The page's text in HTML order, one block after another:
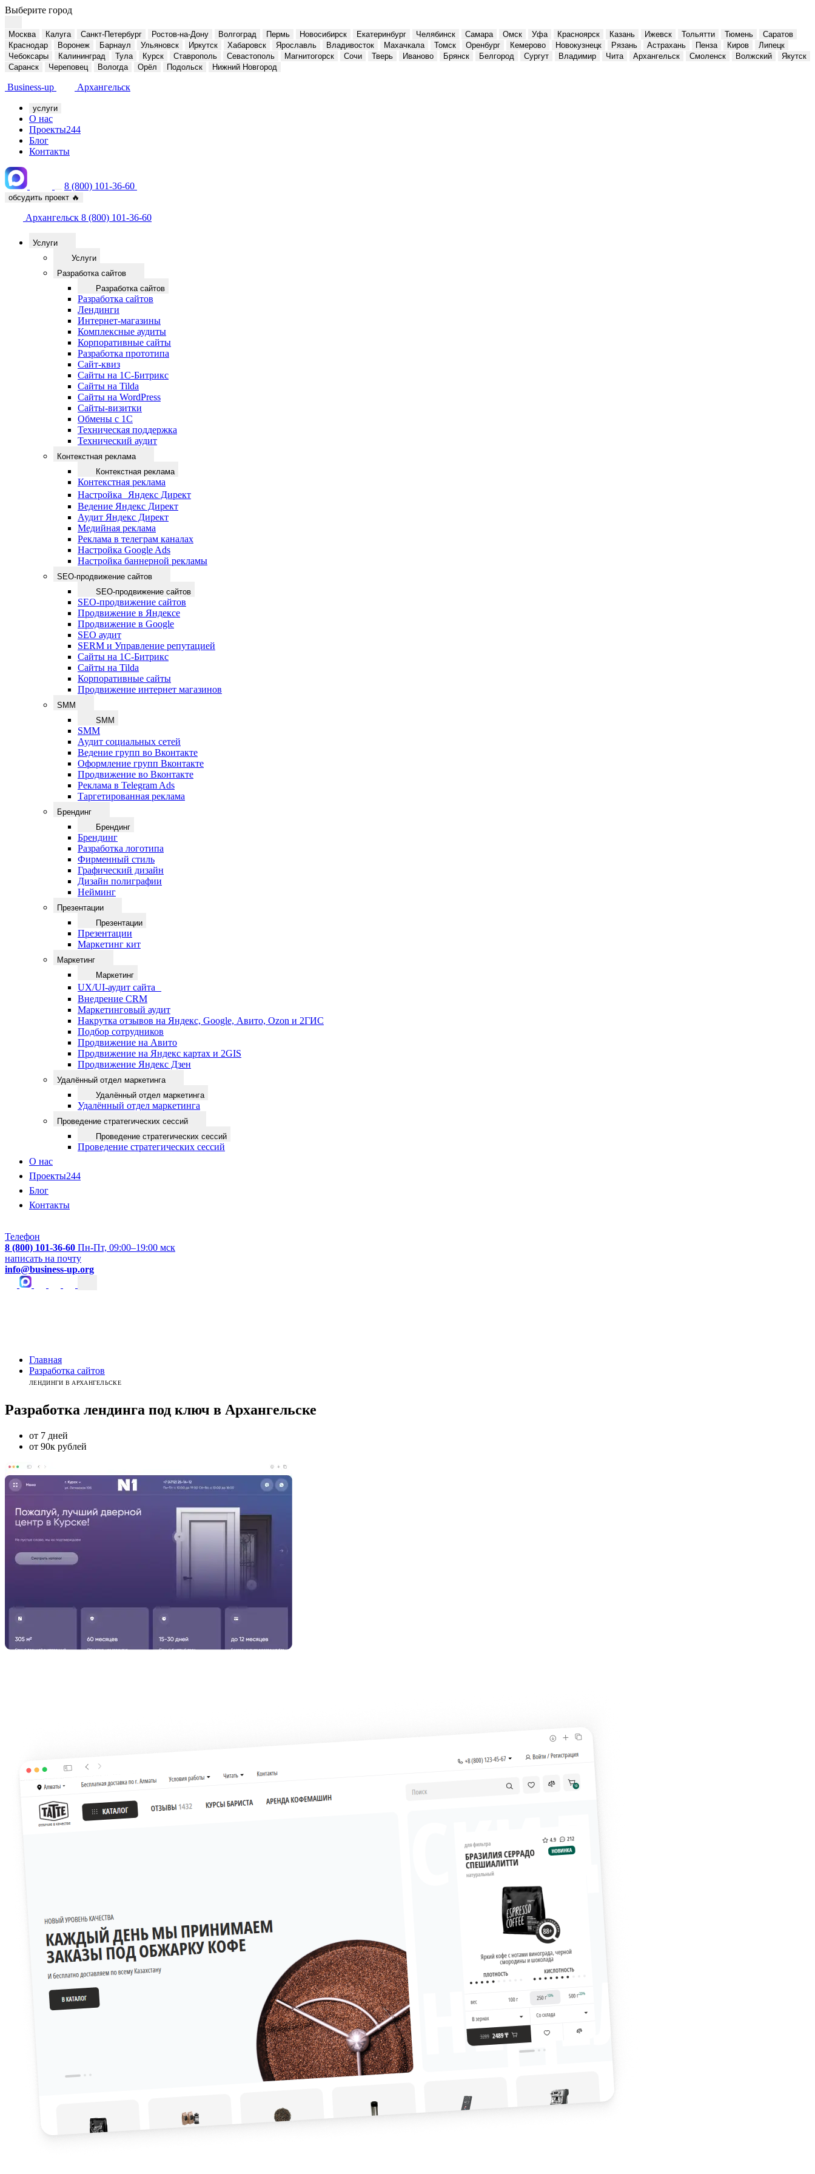
Выберите город
Москва Калуга Санкт-Петербург Ростов-на-Дону Волгоград Пермь Новосибирск Екатеринбург Челябинск Самара Омск Уфа Красноярск Казань Ижевск Тольятти Тюмень
Саратов
Краснодар
Воронеж Барнаул Ульяновск Иркутск Хабаровск Ярославль Владивосток Махачкала Томск Оренбург Кемерово Новокузнецк Рязань Астрахань Пенза Киров
Липецк
Чебоксары
Калининград Тула Курск Ставрополь Севастополь Магнитогорск Сочи Тверь Иваново Брянск Белгород Сургут Владимир Чита Архангельск Смоленск Волжский
Якутск
Саранск
Череповец Вологда Орёл Подольск Нижний Новгород
Business-up Архангельск
услуги
О нас
Проекты244
Блог
Контакты
8 (800) 101-36-60
обсудить проект 🔥
Архангельск 8 (800) 101-36-60
Услуги
Услуги
Разработка сайтов
Разработка сайтов
Разработка сайтов
Лендинги
Интернет-магазины
Комплексные аудиты
Корпоративные сайты
Разработка прототипа
Сайт-квиз
Сайты на 1С-Битрикс
Сайты на Tilda
Сайты на WordPress
Сайты-визитки
Обмены с 1С
Техническая поддержка
Технический аудит
Контекстная реклама
Контекстная реклама
Контекстная реклама
Настройка Яндекс Директ
Ведение Яндекс Директ
Аудит Яндекс Директ
Медийная реклама
Реклама в телеграм каналах
Настройка Google Ads
Настройка баннерной рекламы
SEO-продвижение сайтов
SEO-продвижение сайтов
SEO-продвижение сайтов
Продвижение в Яндексе
Продвижение в Google
SEO аудит
SERM и Управление репутацией
Сайты на 1С-Битрикс
Сайты на Tilda
Корпоративные сайты
Продвижение интернет магазинов
SMM
SMM
SMM
Аудит социальных сетей
Ведение групп во Вконтакте
Оформление групп Вконтакте
Продвижение во Вконтакте
Реклама в Telegram Ads
Таргетированная реклама
Брендинг
Брендинг
Брендинг
Разработка логотипа
Фирменный стиль
Графический дизайн
Дизайн полиграфии
Нейминг
Презентации
Презентации
Презентации
Маркетинг кит
Маркетинг
Маркетинг
UX/UI-аудит сайта
Внедрение CRM
Маркетинговый аудит
Накрутка отзывов на Яндекс, Google, Авито, Ozon и 2ГИС
Подбор сотрудников
Продвижение на Авито
Продвижение на Яндекс картах и 2GIS
Продвижение Яндекс Дзен
Удалённый отдел маркетинга
Удалённый отдел маркетинга
Удалённый отдел маркетинга
Проведение стратегических сессий
Проведение стратегических сессий
Проведение стратегических сессий
О нас
Проекты244
Блог
Контакты
Телефон
8 (800) 101-36-60 Пн-Пт, 09:00–19:00 мск
написать на почту
info@business-up.org
Главная
Разработка сайтов
ЛЕНДИНГИ В АРХАНГЕЛЬСКЕ
Разработка лендинга под ключ в Архангельске
от 7 дней
от 90к рублей